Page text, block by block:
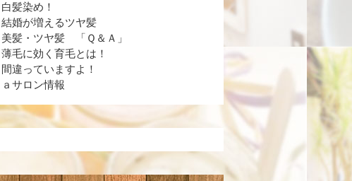
白髪染め！
結婚が増えるツヤ髪
美髪・ツヤ髪 「Ｑ＆Ａ」
薄毛に効く育毛とは！
間違っていますよ！
ａサロン情報